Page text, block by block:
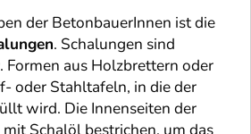
der BetonbauerInnen ist die
. Schalungen sind
aus Holzbrettern oder
oder Stahltafeln, in die der
wird. Die Innenseiten der